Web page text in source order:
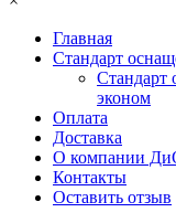
Главная
Стандарт
Стандарт
эконом
Оплата
Доставка
О компании
Контакты
Оставить отзыв